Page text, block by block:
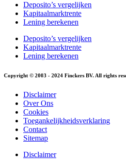
Deposito’s vergelijken
Kapitaalmarktrente
Lening berekenen
Deposito’s vergelijken
Kapitaalmarktrente
Lening berekenen
Copyright © 2003 - 2024 Finckers BV. All rights
Disclaimer
Over Ons
Cookies
Toegankelijkheidsverklaring
Contact
Sitemap
Disclaimer